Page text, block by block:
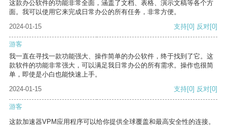
这款办公软件的功能非常全面，涵盖了文档、表格、演示文稿等各个方
面。我可以使用它来完成日常办公的所有任务，非常方便。
2024-01-15
支持[0] 反对[0]
游客
我一直在寻找一款功能强大、操作简单的办公软件，终于找到了它。这
款软件的功能非常强大，可以满足我日常办公的所有需求。操作也很简
单，即使是小白也能快速上手。
2024-01-15
支持[0] 反对[0]
游客
这款加速器VPM应用程序可以给你提供全球覆盖和最高安全性的连接。